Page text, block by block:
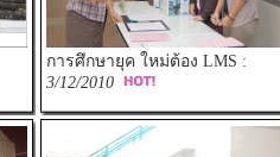
การศึกษายุค ใหม่ต้อง LMS :
3/12/2010